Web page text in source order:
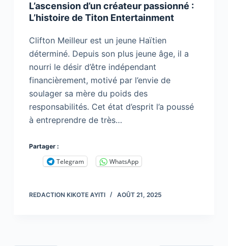
L’ascension d’un créateur passionné :
L’histoire de Titon Entertainment
Clifton Meilleur est un jeune Haïtien
déterminé. Depuis son plus jeune âge, il a
nourri le désir d’être indépendant
financièrement, motivé par l’envie de
soulager sa mère du poids des
responsabilités. Cet état d’esprit l’a poussé
à entreprendre de très…
Partager :
Telegram WhatsApp
REDACTION KIKOTE AYITI AOÛT 21, 2025